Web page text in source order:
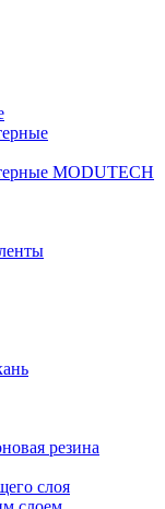
MODUTECH
резина
слоя